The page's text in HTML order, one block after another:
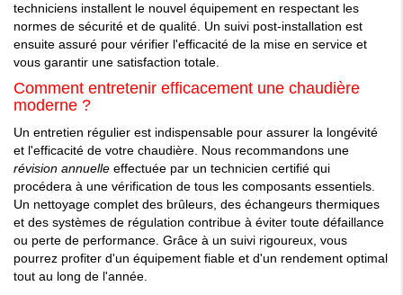
techniciens installent le nouvel équipement en respectant les
normes de sécurité et de qualité. Un suivi post-installation est
ensuite assuré pour vérifier l'efficacité de la mise en service et
vous garantir une satisfaction totale.
Comment entretenir efficacement une chaudière
moderne ?
Un entretien régulier est indispensable pour assurer la longévité
et l'efficacité de votre chaudière. Nous recommandons une
révision annuelle effectuée par un technicien certifié qui
procédera à une vérification de tous les composants essentiels.
Un nettoyage complet des brûleurs, des échangeurs thermiques
et des systèmes de régulation contribue à éviter toute défaillance
ou perte de performance. Grâce à un suivi rigoureux, vous
pourrez profiter d'un équipement fiable et d'un rendement optimal
tout au long de l'année.